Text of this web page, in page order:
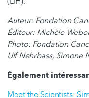
Auteur: Fondation
Éditeur: Michèle
Photo: Fondation
Ulf Nehrbass, Simone
Également
Meet the Scientists: